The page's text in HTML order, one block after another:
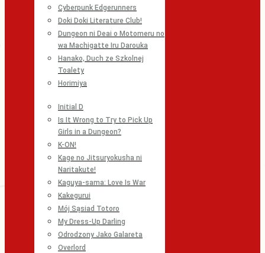
Cyberpunk Edgerunners
Doki Doki Literature Club!
Dungeon ni Deai o Motomeru no
wa Machigatte Iru Darouka
Hanako, Duch ze Szkolnej
Toalety
Horimiya
Initial D
Is It Wrong to Try to Pick Up
Girls in a Dungeon?
K-ON!
Kage no Jitsuryokusha ni
Naritakute!
Kaguya-sama: Love Is War
Kakegurui
Mój Sąsiad Totoro
My Dress-Up Darling
Odrodzony Jako Galareta
Overlord